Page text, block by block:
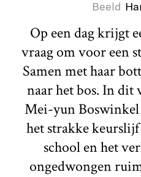
Beeld
Op een dag krijgt
vraag om voor een
Samen met haar
naar het bos. In dit
Mei-yun Boswinkel
het strakke
school en het
ongedwongen